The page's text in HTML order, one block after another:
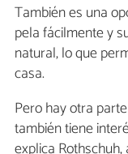
También es una
pela fácilmente y
natural, lo que
casa.
Pero hay otra
también tiene